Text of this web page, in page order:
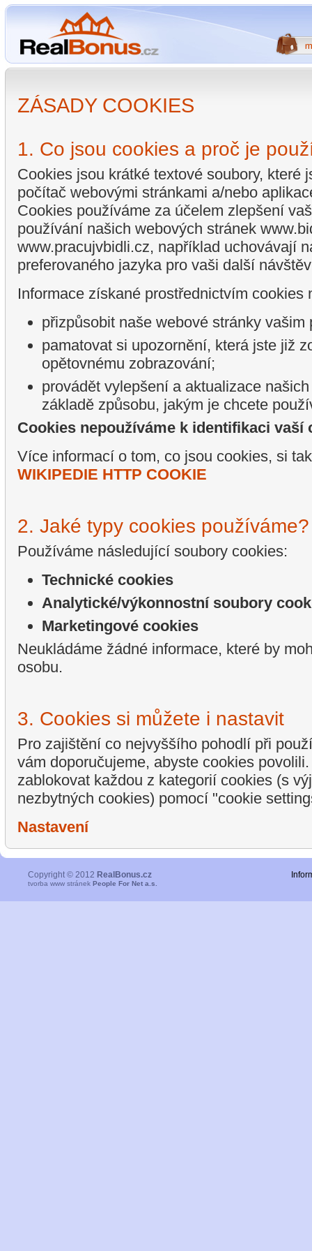
ZÁSADY COOKIES
1. Co jsou cookies a proč je
Cookies jsou krátké textové soubory, které
počítač webovými stránkami a/nebo
Cookies používáme za účelem zlepšení
používání našich webových stránek
www.pracujvbidli.cz, například uchovávají
preferovaného jazyka pro vaši další
Informace získané prostřednictvím cookies
přizpůsobit naše webové stránky vašim
pamatovat si upozornění, která jste již
opětovnému zobrazování;
provádět vylepšení a aktualizace
základě způsobu, jakým je chcete
Cookies nepoužíváme k identifikaci vaší
Více informací o tom, co jsou cookies, si
WIKIPEDIE HTTP COOKIE
2. Jaké typy cookies používáme?
Používáme následující soubory cookies:
Technické cookies
Analytické/výkonnostní soubory
Marketingové cookies
Neukládáme žádné informace, které by
osobu.
3. Cookies si můžete i nastavit
Pro zajištění co nejvyššího pohodlí při
vám doporučujeme, abyste cookies
zablokovat každou z kategorií cookies (s
nezbytných cookies) pomocí "cookie
Nastavení
Copyright © 2012 RealBonus.cz
tvorba www stránek People For Net a.s.